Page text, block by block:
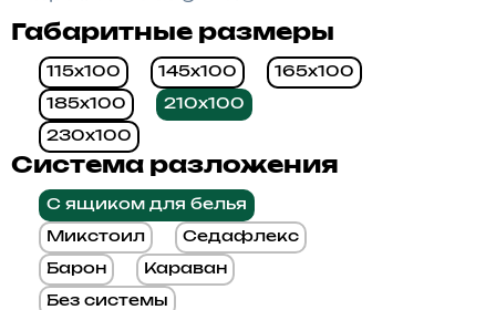
Габаритные размеры
115x100 145x100 165x100
185x100 210x100
230x100
Система разложения
С ящиком для белья
Микстоил Седафлекс
Барон Караван
Без системы